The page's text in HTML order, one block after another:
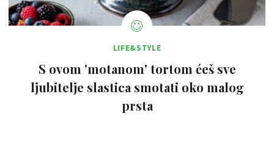
LIFE&STYLE
S ovom 'motanom' tortom ćeš sve
ljubitelje slastica smotati oko malog
prsta